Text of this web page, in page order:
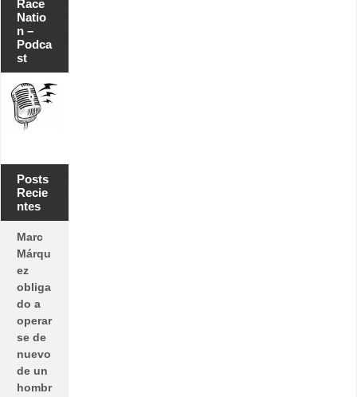
Race
Natio
n –
Podca
st
Posts
Recie
ntes
Marc
Márqu
ez
obliga
do a
operar
se de
nuevo
de un
hombr